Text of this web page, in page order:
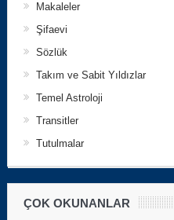
Makaleler
Şifaevi
Sözlük
Takım ve Sabit Yıldızlar
Temel Astroloji
Transitler
Tutulmalar
ÇOK OKUNANLAR